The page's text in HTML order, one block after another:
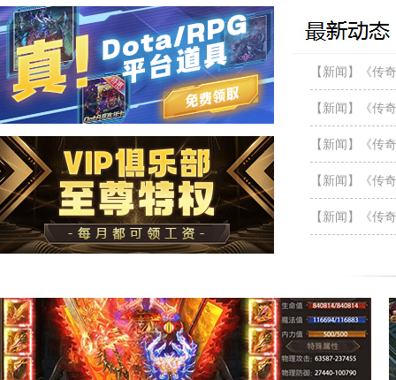
【新闻】《传
【新闻】《传
【新闻】《传
【新闻】《传
【新闻】《传